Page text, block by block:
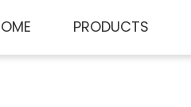
PRODUCTS